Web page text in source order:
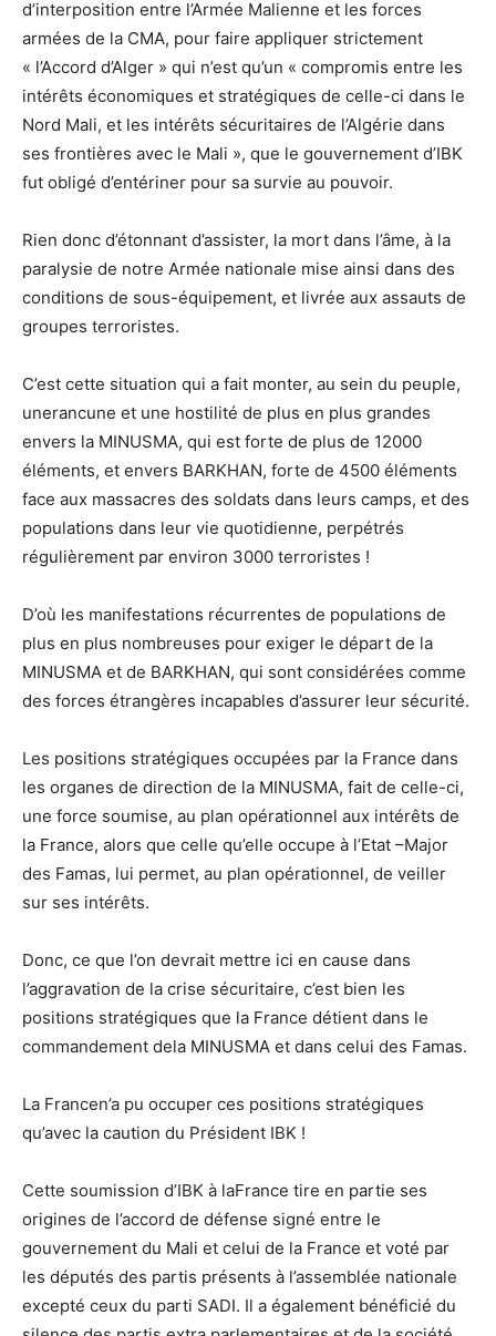
d’interposition entre l’Armée Malienne et les forces
armées de la CMA, pour faire appliquer strictement
« l’Accord d’Alger » qui n’est qu’un « compromis entre les
intérêts économiques et stratégiques de celle-ci dans le
Nord Mali, et les intérêts sécuritaires de l’Algérie dans
ses frontières avec le Mali », que le gouvernement d’IBK
fut obligé d’entériner pour sa survie au pouvoir.
Rien donc d’étonnant d’assister, la mort dans l’âme, à la
paralysie de notre Armée nationale mise ainsi dans des
conditions de sous-équipement, et livrée aux assauts de
groupes terroristes.
C’est cette situation qui a fait monter, au sein du peuple,
unerancune et une hostilité de plus en plus grandes
envers la MINUSMA, qui est forte de plus de 12000
éléments, et envers BARKHAN, forte de 4500 éléments
face aux massacres des soldats dans leurs camps, et des
populations dans leur vie quotidienne, perpétrés
régulièrement par environ 3000 terroristes !
D’où les manifestations récurrentes de populations de
plus en plus nombreuses pour exiger le départ de la
MINUSMA et de BARKHAN, qui sont considérées comme
des forces étrangères incapables d’assurer leur sécurité.
Les positions stratégiques occupées par la France dans
les organes de direction de la MINUSMA, fait de celle-ci,
une force soumise, au plan opérationnel aux intérêts de
la France, alors que celle qu’elle occupe à l’Etat –Major
des Famas, lui permet, au plan opérationnel, de veiller
sur ses intérêts.
Donc, ce que l’on devrait mettre ici en cause dans
l’aggravation de la crise sécuritaire, c’est bien les
positions stratégiques que la France détient dans le
commandement dela MINUSMA et dans celui des Famas.
La Francen’a pu occuper ces positions stratégiques
qu’avec la caution du Président IBK !
Cette soumission d’IBK à laFrance tire en partie ses
origines de l’accord de défense signé entre le
gouvernement du Mali et celui de la France et voté par
les députés des partis présents à l’assemblée nationale
excepté ceux du parti SADI. Il a également bénéficié du